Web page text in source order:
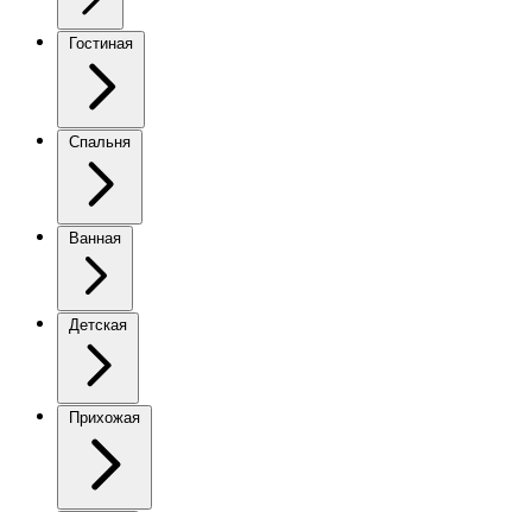
Гостиная
Спальня
Ванная
Детская
Прихожая